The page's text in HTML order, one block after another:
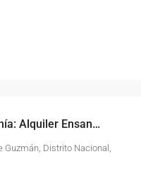
Experimenta la Vida en Armonía: Alquiler Ensanche Naco
Guzmán, Distrito Nacional,